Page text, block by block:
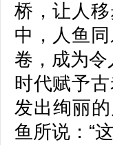
桥，让人
中，人鱼
卷，成为令
时代赋予
发出绚丽
鱼所说：“